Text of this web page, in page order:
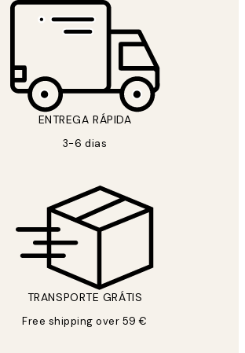
ENTREGA RÁPIDA
3-6 dias
TRANSPORTE GRÁTIS
Free shipping over 59 €